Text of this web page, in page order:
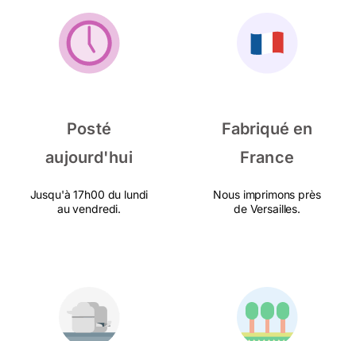
Posté
aujourd'hui
Jusqu'à 17h00 du lundi
au vendredi.
Fabriqué en
France
Nous imprimons près
de Versailles.